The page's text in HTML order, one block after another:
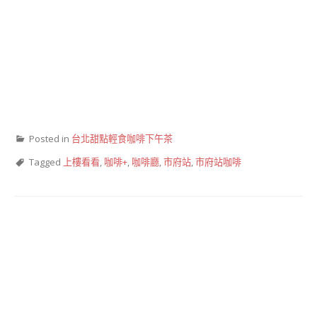
Posted in 台北甜點輕食咖啡下午茶
Tagged 上樓看看, 咖啡+, 咖啡廳,市府站,市府站咖啡